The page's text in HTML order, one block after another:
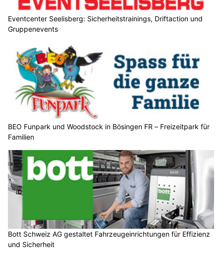
Eventcenter Seelisberg: Sicherheitstrainings, Driftaction und
Gruppenevents
BEO Funpark und Woodstock in Bösingen FR – Freizeitpark für
Familien
Bott Schweiz AG gestaltet Fahrzeugeinrichtungen für Effizienz
und Sicherheit